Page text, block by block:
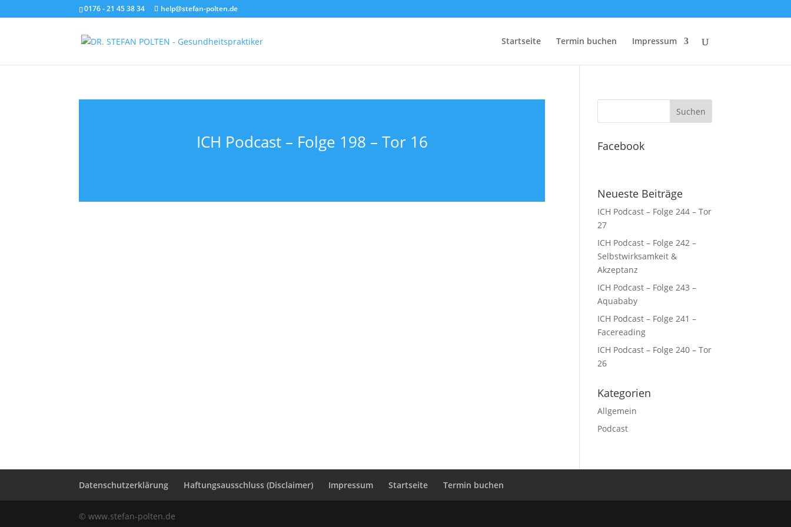
0176 - 21 45 38 34 help@stefan-polten.de
Startseite Termin buchen Impressum
ICH Podcast – Folge 198 – Tor 16 Facebook
Neueste Beiträge
ICH Podcast – Folge 244 – Tor
27
ICH Podcast – Folge 242 –
Selbstwirksamkeit &
Akzeptanz
ICH Podcast – Folge 243 –
Aquababy
ICH Podcast – Folge 241 –
Facereading
ICH Podcast – Folge 240 – Tor
26
Kategorien
Allgemein
Podcast
Datenschutzerklärung Haftungsausschluss (Disclaimer) Impressum Startseite Termin buchen
© www.stefan-polten.de